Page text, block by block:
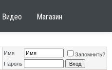
Видео Магазин
Имя
Запомнить?
Пароль